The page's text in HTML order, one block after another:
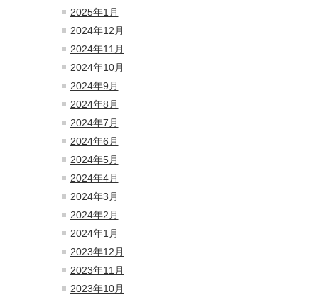
2025年1月
2024年12月
2024年11月
2024年10月
2024年9月
2024年8月
2024年7月
2024年6月
2024年5月
2024年4月
2024年3月
2024年2月
2024年1月
2023年12月
2023年11月
2023年10月